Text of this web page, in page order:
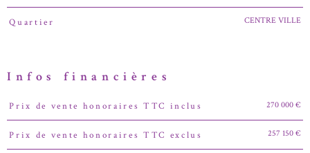
Quartier CENTRE VILLE
Infos financières
Caractéristiques Valeurs
Prix de vente honoraires TTC inclus 270 000 €
Prix de vente honoraires TTC exclus 257 150 €